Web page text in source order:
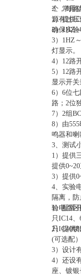
个，每
源有过压
确保实
2、常用
1）提供
2）1HZ
3）1HZ
灯显示。
4）12路
5）12路
显示开关
6）6位
路；2位
7）2组
8）由
鸣器和喇
3、测试
1）提供
提供
3）提供
4、实验
隔离，
验电路
1）配置
只IC14
只IC40
2）提供
(可选配）
3）设计
4）还设
座、镀银